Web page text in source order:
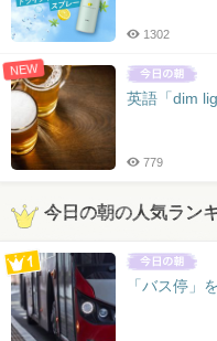
1302
NEW
英語「dim
779
今日の朝の人気ラン
「バス停」